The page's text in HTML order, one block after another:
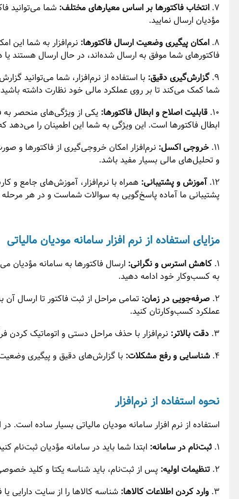
7. انتخاب فاکتورها بر اساس معیارهای مختلف: شما می‌توانید
مؤدیان ارسال نمایید.
8. امکان پیگیری وضعیت ارسال فاکتورها: نرم‌افزار به شما این
فاکتورهای شما موفق به ارسال شده‌اند، در حال ارسال هستند یا
9. گزارش‌گیری دقیق: با استفاده از نرم‌افزار، شما می‌توانید
شما کمک می‌کند تا بر روی عملکرد مالی خود نظارت داشته
10. قابلیت اصلاح و ابطال فاکتورها: یکی از ویژگی‌های منحصر به
ابطال فاکتورها است. این ویژگی به شما این اطمینان را می‌دهد
11. خروجی اکسل: نرم‌افزار امکان خروجی‌گیری از فاکتورها و
و تحلیل‌های مالی بسیار مفید باشد.
12. آموزش و پشتیبانی: همراه با نرم‌افزار، آموزش‌های جامع و
پشتیبانی ما آماده پاسخ‌گویی به سوالات شماست و در هر مرحله
مزایای استفاده از نرم افزار سامانه مودیان مالیاتی
1. کاهش استرس و نگرانی: ارسال فاکتورها به سامانه مؤدیان
به کسب‌وکار خود ادامه دهید.
2. صرفه‌جویی در زمان: تمامی مراحل از ثبت فاکتور تا ارسال
عملکرد کسب‌وکارتان کنید.
3. دقت بالاتر: نرم‌افزار با حذف مراحل دستی و اتوماتیک کردن
4. شناسایی و رفع مشکلات: با گزارش‌های دقیق و پیگیری
نحوه استفاده از نرم‌افزار
استفاده از نرم افزار سامانه مودیان مالیاتی بسیار ساده است.
1. ثبت‌نام در سامانه: ابتدا شما باید در سامانه مؤدیان ثبت‌نام
2. تنظیمات اولیه: پس از ثبت‌نام، باید شناسه یکتا و کلید
3. وارد کردن اطلاعات کالاها: شناسه کالاها را از سایت دارایی